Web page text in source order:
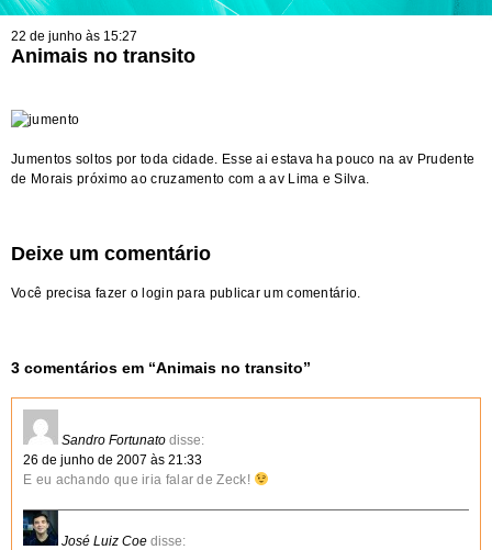
22 de junho às 15:27
Animais no transito
Jumentos soltos por toda cidade. Esse ai estava ha pouco na av Prudente
de Morais próximo ao cruzamento com a av Lima e Silva.
Deixe um comentário
Você precisa fazer o login para publicar um comentário.
3 comentários em “Animais no transito”
Sandro Fortunato disse:
26 de junho de 2007 às 21:33
E eu achando que iria falar de Zeck!
José Luiz Coe disse: